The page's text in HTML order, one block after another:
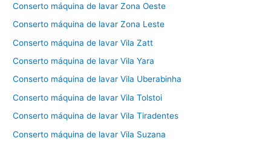
Conserto máquina de lavar Zona Oeste
Conserto máquina de lavar Zona Leste
Conserto máquina de lavar Vila Zatt
Conserto máquina de lavar Vila Yara
Conserto máquina de lavar Vila Uberabinha
Conserto máquina de lavar Vila Tolstoi
Conserto máquina de lavar Vila Tiradentes
Conserto máquina de lavar Vila Suzana